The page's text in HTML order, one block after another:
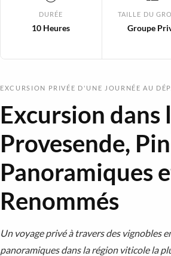
DURÉE
10 Heures
TAILLE DU
Groupe
EXCURSION PRIVÉE D'UNE JOURNÉE AU
Excursion dans
Provesende,
Panoramiques
Renommés
Un voyage privé à travers des vignobles
panoramiques dans la région viticole la